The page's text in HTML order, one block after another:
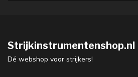
Strijkinstrumentenshop.nl
Dé webshop voor strijkers!